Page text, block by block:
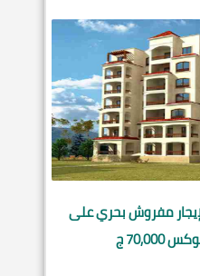
مفروش بحري على
ج